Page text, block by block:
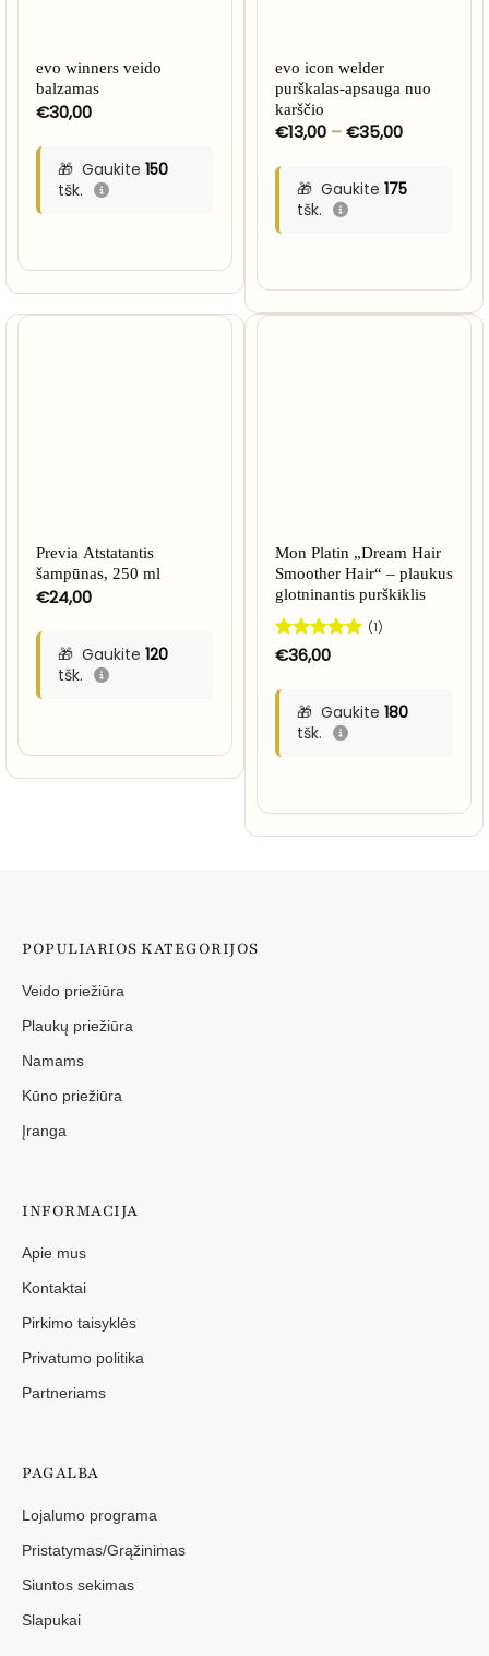
evo winners veido
balzamas
€30,00
Gaukite 150
tšk.
evo icon welder
purškalas-apsauga nuo
karščio
€13,00 – €35,00Price
through
€35,00
Gaukite 175
tšk.
Previa Atstatantis
šampūnas, 250 ml
€24,00
Gaukite 120
tšk.
Mon Platin „Dream Hair
Smoother Hair“ – plaukus
glotninantis purškiklis
Įvertinimas:
(1)
€36,00
Gaukite 180
tšk.
POPULIARIOS KATEGORIJOS
Veido priežiūra
Plaukų priežiūra
Namams
Kūno priežiūra
Įranga
INFORMACIJA
Apie mus
Kontaktai
Pirkimo taisyklės
Privatumo politika
Partneriams
PAGALBA
Lojalumo programa
Pristatymas/Grąžinimas
Siuntos sekimas
Slapukai